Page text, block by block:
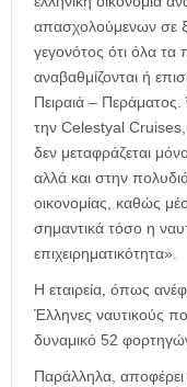
απασχολούμενων σε
γεγονότος ότι όλα τα
αναβαθμίζονται ή
Πειραιά –
την Celestyal Cruises,
δεν μεταφράζεται
αλλά και στην
οικονομίας, καθώς
σημαντικά τόσο η
επιχειρηματικότητα».
Η εταιρεία, όπως
Έλληνες ναυτικούς
δυναμικό 52
Παράλληλα,